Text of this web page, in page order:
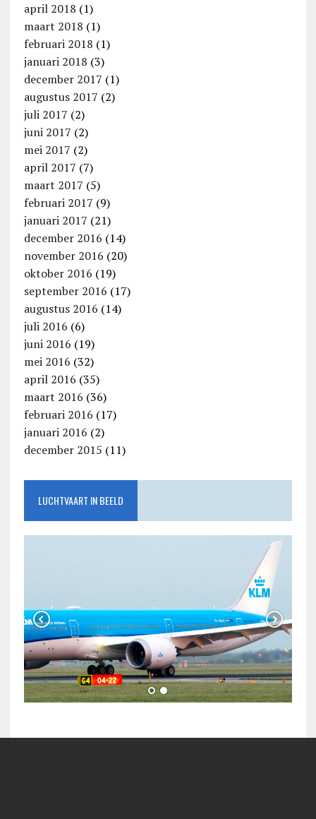
april 2018 (1)
maart 2018 (1)
februari 2018 (1)
januari 2018 (3)
december 2017 (1)
augustus 2017 (2)
juli 2017 (2)
juni 2017 (2)
mei 2017 (2)
april 2017 (7)
maart 2017 (5)
februari 2017 (9)
januari 2017 (21)
december 2016 (14)
november 2016 (20)
oktober 2016 (19)
september 2016 (17)
augustus 2016 (14)
juli 2016 (6)
juni 2016 (19)
mei 2016 (32)
april 2016 (35)
maart 2016 (36)
februari 2016 (17)
januari 2016 (2)
december 2015 (11)
LUCHTVAART IN BEELD